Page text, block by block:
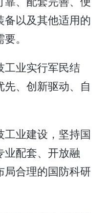
以及其他适用的
。
业实行军民结
、创新驱动、自
业建设，坚持国
业配套、开放融
合理的国防科研